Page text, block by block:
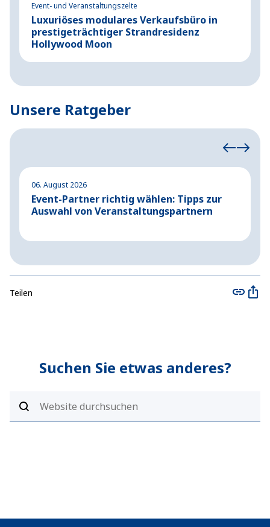
Event- und Veranstaltungszelte
Luxuriöses modulares Verkaufsbüro in
prestigeträchtiger Strandresidenz
Hollywood Moon
Unsere Ratgeber
06. August 2026
Event-Partner richtig wählen: Tipps zur
Auswahl von Veranstaltungspartnern
Teilen
Suchen Sie etwas anderes?